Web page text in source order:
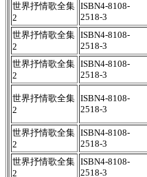
世界抒情歌全集
2
ISBN4-8108-
2518-3
世界抒情歌全集
2
ISBN4-8108-
2518-3
世界抒情歌全集
2
ISBN4-8108-
2518-3
世界抒情歌全集
2
ISBN4-8108-
2518-3
世界抒情歌全集
2
ISBN4-8108-
2518-3
世界抒情歌全集
2
ISBN4-8108-
2518-3